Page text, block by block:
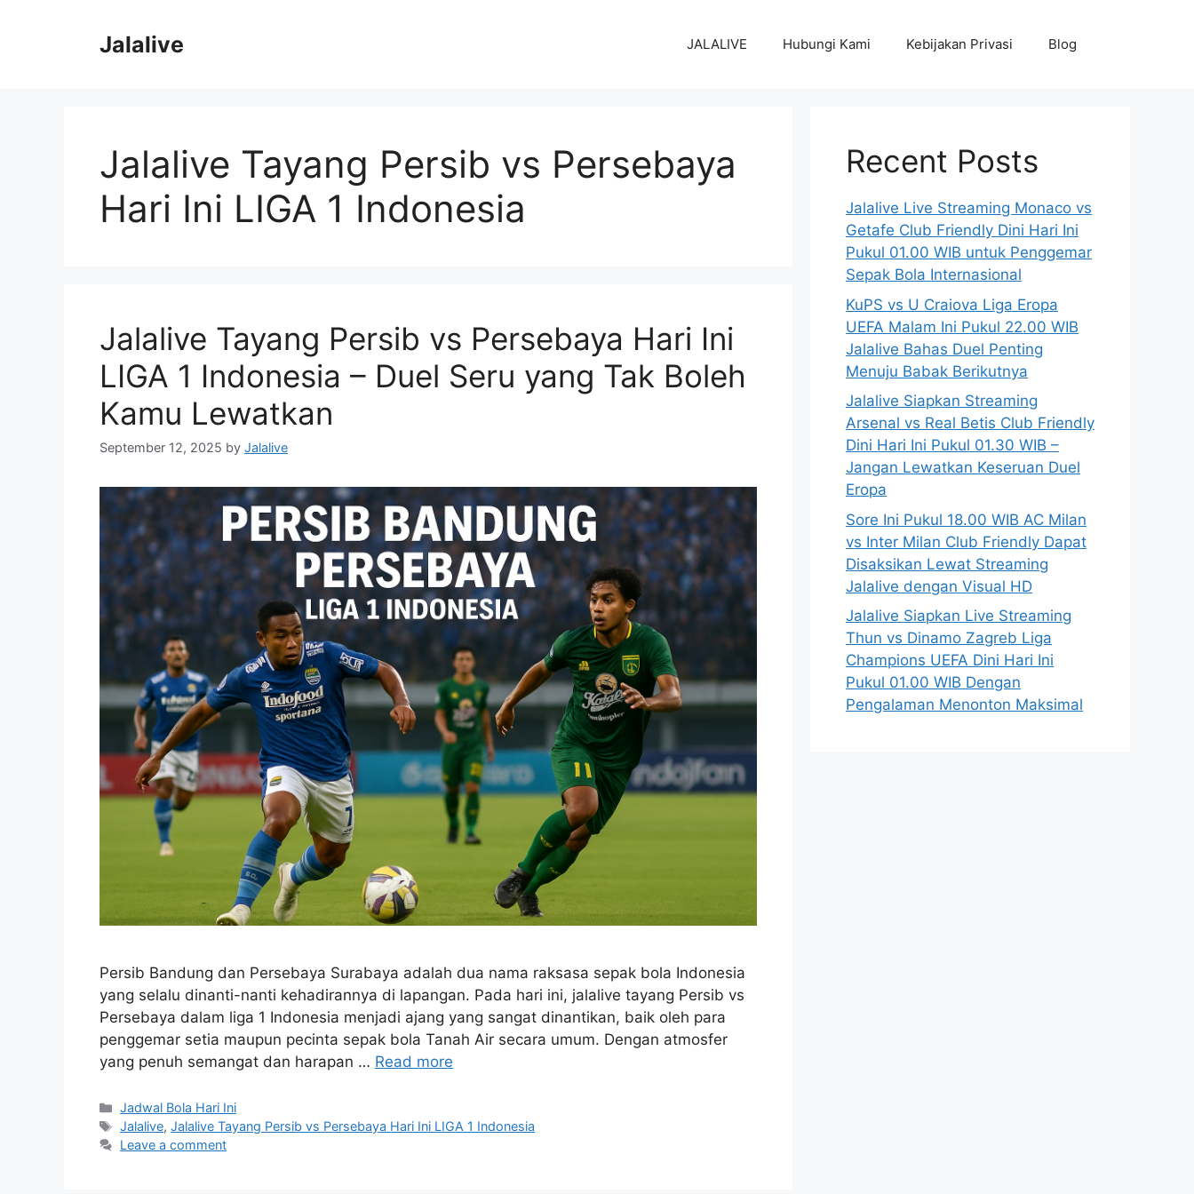
Jalalive JALALIVE Hubungi Kami Kebijakan Privasi Blog
Jalalive Tayang Persib vs Persebaya
Hari Ini LIGA 1 Indonesia
Jalalive Tayang Persib vs Persebaya Hari Ini
LIGA 1 Indonesia – Duel Seru yang Tak Boleh
Kamu Lewatkan
September 12, 2025 by Jalalive
Persib Bandung dan Persebaya Surabaya adalah dua nama raksasa sepak bola Indonesia
yang selalu dinanti-nanti kehadirannya di lapangan. Pada hari ini, jalalive tayang Persib vs
Persebaya dalam liga 1 Indonesia menjadi ajang yang sangat dinantikan, baik oleh para
penggemar setia maupun pecinta sepak bola Tanah Air secara umum. Dengan atmosfer
yang penuh semangat dan harapan … Read more
Categories
Jadwal Bola Hari Ini
Tags
Jalalive,Jalalive Tayang Persib vs Persebaya Hari Ini LIGA 1 Indonesia
Leave a comment
Recent Posts
Jalalive Live Streaming Monaco vs
Getafe Club Friendly Dini Hari Ini
Pukul 01.00 WIB untuk Penggemar
Sepak Bola Internasional
KuPS vs U Craiova Liga Eropa
UEFA Malam Ini Pukul 22.00 WIB
Jalalive Bahas Duel Penting
Menuju Babak Berikutnya
Jalalive Siapkan Streaming
Arsenal vs Real Betis Club Friendly
Dini Hari Ini Pukul 01.30 WIB –
Jangan Lewatkan Keseruan Duel
Eropa
Sore Ini Pukul 18.00 WIB AC Milan
vs Inter Milan Club Friendly Dapat
Disaksikan Lewat Streaming
Jalalive dengan Visual HD
Jalalive Siapkan Live Streaming
Thun vs Dinamo Zagreb Liga
Champions UEFA Dini Hari Ini
Pukul 01.00 WIB Dengan
Pengalaman Menonton Maksimal